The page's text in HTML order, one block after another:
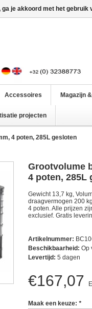
Accessoires Magazijn
projecten
4 poten, 285L gesloten
Grootvolume
4 poten, 285L
Gewicht 13,7 kg,
draagvermogen 200
4 poten. Alle prijzen
exclusief. Gratis
Artikelnummer:
Beschikbaarheid: Op
Levertijd: 5 dagen
€167,07
Maak een keuze: *
ga je akkoord met het